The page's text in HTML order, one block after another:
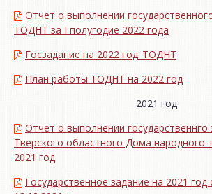
Отчет о выполнении
ТОДНТ за I полугодие 2022 года
Госзадание на 2022 год_ТОДНТ
План работы ТОДНТ на 2022 год
2021 год
Отчет о выполнении
Тверского областного Дома народного
2021 год
Государственное задание на 2021